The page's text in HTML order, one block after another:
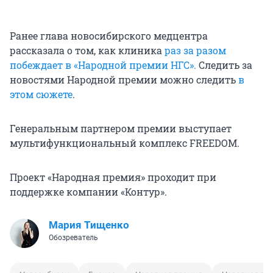
Ранее глава новосибирского медцентра
рассказала о том, как клиникараз за разом
побеждает в «Народной премии НГС». Следить за
новостями Народной премии можно следитьв
этом сюжете.
Генеральным партнером премии выступает
мультифункциональный комплекс FREEDOM.
Проект «Народная премия» проходит при
поддержке компании «Контур».
Мария Тищенко
Обозреватель